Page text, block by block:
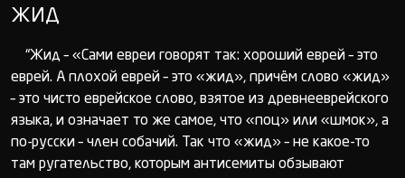
ЖИД
“Жид – «Сами евреи говорят так: хороший еврей – это
еврей. А плохой еврей – это «жид», причём слово «жид»
– это чисто еврейское слово, взятое из древнееврейского
языка, и означает то же самое, что «поц» или «шмок», а
по-русски – член собачий. Так что «жид» – не какое-то
там ругательство, которым антисемиты обзывают